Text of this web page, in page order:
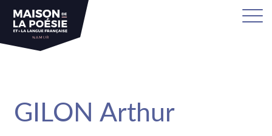
GILON Arthur